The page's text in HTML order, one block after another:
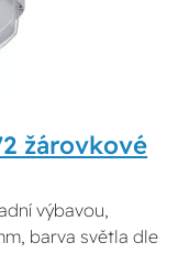
žárovkové
výbavou,
barva světla dle